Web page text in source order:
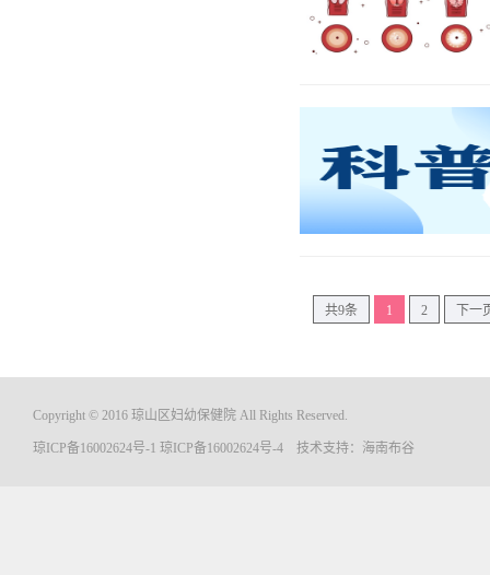
共9条 1 2 下一
Copyright © 2016 琼山区妇幼保健院 All Rights Reserved.
琼ICP备16002624号-1 琼ICP备16002624号-4 技术支持： 海南布谷